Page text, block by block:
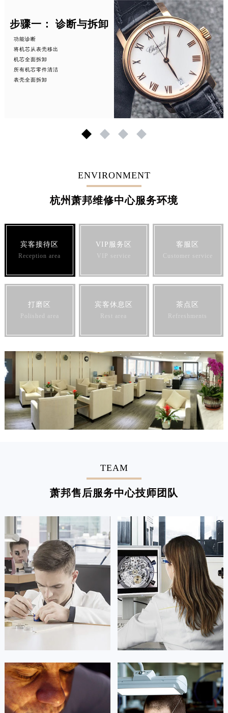
步骤一： 诊断与拆卸
功能诊断
将机芯从表壳移出
机芯全面拆卸
所有机芯零件清洁
表壳全面拆卸
1 2 3 4
ENVIRONMENT
杭州萧邦维修中心服务环境
宾客接待区
Reception area
VIP服务区
VIP service
客服区
Customer service
打磨区
Polished area
宾客休息区
Rest area
茶点区
Refreshments
TEAM
萧邦售后服务中心技师团队
凯罗尔·切尔西
资深萧邦技师
是萧邦售后服务中心
(萧邦保养中心)
达芙妮·克劳迪娅
资深萧邦技师
是萧邦售后服务中心
(萧邦保养中心)